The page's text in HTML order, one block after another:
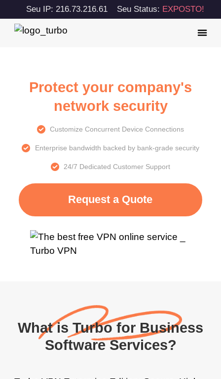
Seu IP: 216.73.216.61 Seu Status: EXPOSTO!
Protect your company's
network security
Customize Concurrent Device Connections
Enterprise bandwidth backed by bank-grade security
24/7 Dedicated Customer Support
Request a Quote
What is Turbo for Business
Software Services?